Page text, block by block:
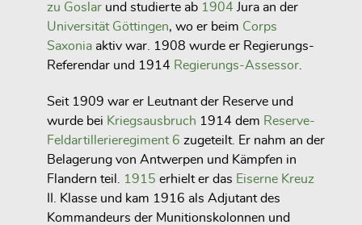
zu Goslar und studierte ab 1904 Jura an der
Universität Göttingen, wo er beim Corps
Saxonia aktiv war. 1908 wurde er Regierungs-
Referendar und 1914 Regierungs-Assessor.
Seit 1909 war er Leutnant der Reserve und
wurde bei Kriegsausbruch 1914 dem Reserve-
Feldartillerieregiment 6 zugeteilt. Er nahm an der
Belagerung von Antwerpen und Kämpfen in
Flandern teil. 1915 erhielt er das Eiserne Kreuz
II. Klasse und kam 1916 als Adjutant des
Kommandeurs der Munitionskolonnen und